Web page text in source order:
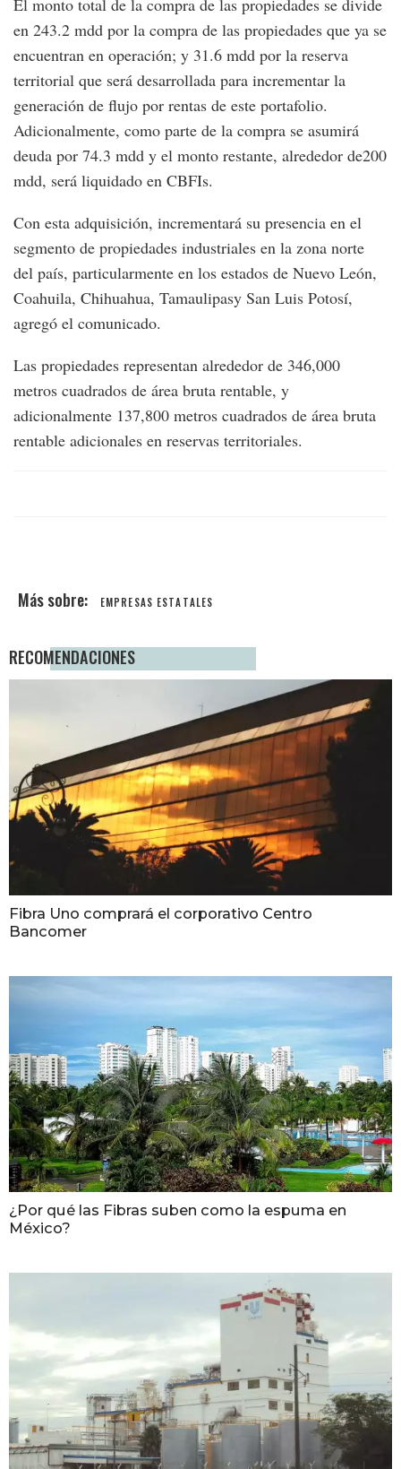
El monto total de la compra de las propiedades se divide
en 243.2 mdd por la compra de las propiedades que ya se
encuentran en operación; y 31.6 mdd por la reserva
territorial que será desarrollada para incrementar la
generación de flujo por rentas de este portafolio.
Adicionalmente, como parte de la compra se asumirá
deuda por 74.3 mdd y el monto restante, alrededor de200
mdd, será liquidado en CBFIs.
Con esta adquisición, incrementará su presencia en el
segmento de propiedades industriales en la zona norte
del país, particularmente en los estados de Nuevo León,
Coahuila, Chihuahua, Tamaulipasy San Luis Potosí,
agregó el comunicado.
Las propiedades representan alrededor de 346,000
metros cuadrados de área bruta rentable, y
adicionalmente 137,800 metros cuadrados de área bruta
rentable adicionales en reservas territoriales.
EMPRESAS ESTATALES
RECOMENDACIONES
Fibra Uno comprará el corporativo Centro
Bancomer
¿Por qué las Fibras suben como la espuma en
México?